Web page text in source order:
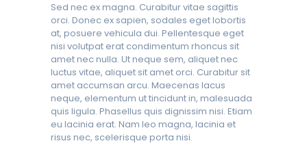
Sed nec ex magna. Curabitur vitae sagittis
orci. Donec ex sapien, sodales eget lobortis
at, posuere vehicula dui. Pellentesque eget
nisi volutpat erat condimentum rhoncus sit
amet nec nulla. Ut neque sem, aliquet nec
luctus vitae, aliquet sit amet orci. Curabitur sit
amet accumsan arcu. Maecenas lacus
neque, elementum ut tincidunt in, malesuada
quis ligula. Phasellus quis dignissim nisi. Etiam
eu lacinia erat. Nam leo magna, lacinia et
risus nec, scelerisque porta nisi.